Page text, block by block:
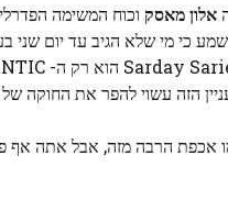
אלון מאסק
כי מי שלא הגיב עד יום
הזה עשוי להפר את החוקה
אכפת הרבה מזה, אבל אתה אף